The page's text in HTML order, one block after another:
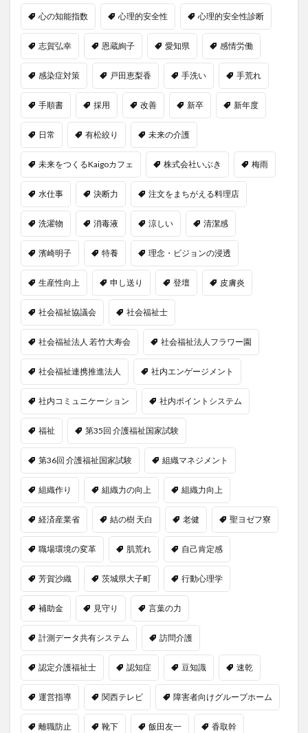
心の知能指数 心理的安全性 心理的安全性診断
志賀弘幸 恩蔵絢子 愛知県 感情労働
感染症対策 戸田恵梨香 手洗い 手荒れ
手順書 採用 改善 新卒 新年度
日常 有松絞り 未来の介護
未来をつくるKaigoカフェ 株式会社いぶき 梅雨
水仕事 決断力 注文をまちがえる料理店
洗濯物 消毒液 涼しい 清潔感
濱崎明子 特養 理念・ビジョンの浸透
生産性向上 申し送り 登壇 皮膚炎
社会福祉協議会 社会福祉士
社会福祉法人 若竹大寿会 社会福祉法人フラワー園
社会福祉連携推進法人 社内エンゲージメント
社内コミュニケーション 社内ポイントシステム
福祉 第35回 介護福祉国家試験
第36回 介護福祉国家試験 組織マネジメント
組織作り 組織力の向上 組織力向上
経済産業省 結の樹 天白 老健 聖ヨゼフ寮
職場環境の変革 肌荒れ 自己肯定感
芳賀沙織 茨城県大子町 行動心理学
補助金 見守り 言葉の力
計測データ共有システム 訪問介護
認定介護福祉士 認知症 豆知識 速乾
運営指導 関西テレビ 障害者向けグループホーム
離職防止 靴下 飯田友一 香取幹